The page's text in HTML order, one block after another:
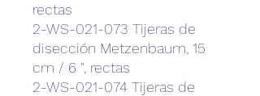
rectas
2-WS-021-073 Tijeras de
disección Metzenbaum, 15
cm / 6 ", rectas
2-WS-021-074 Tijeras de